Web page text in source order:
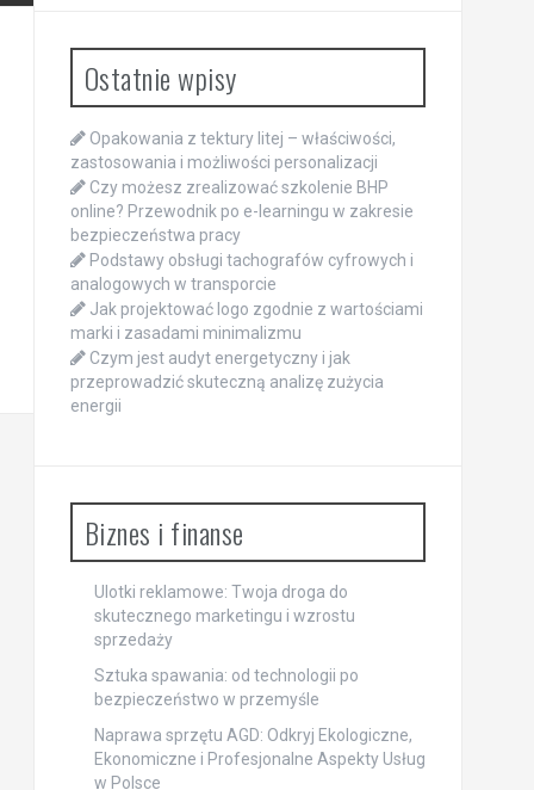
Ostatnie wpisy
Opakowania z tektury litej – właściwości,
zastosowania i możliwości personalizacji
Czy możesz zrealizować szkolenie BHP
online? Przewodnik po e-learningu w zakresie
bezpieczeństwa pracy
Podstawy obsługi tachografów cyfrowych i
analogowych w transporcie
Jak projektować logo zgodnie z wartościami
marki i zasadami minimalizmu
Czym jest audyt energetyczny i jak
przeprowadzić skuteczną analizę zużycia
energii
Biznes i finanse
Ulotki reklamowe: Twoja droga do
skutecznego marketingu i wzrostu
sprzedaży
Sztuka spawania: od technologii po
bezpieczeństwo w przemyśle
Naprawa sprzętu AGD: Odkryj Ekologiczne,
Ekonomiczne i Profesjonalne Aspekty Usług
w Polsce